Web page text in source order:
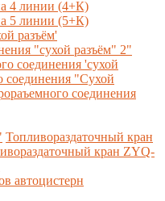
4 линии (4+К)
5 линии (5+К)
разъём'
"сухой разъём" 2"
соединения 'сухой
соединения "Сухой
соединения
Топливораздаточный кран
кран ZYQ-
автоцистерн